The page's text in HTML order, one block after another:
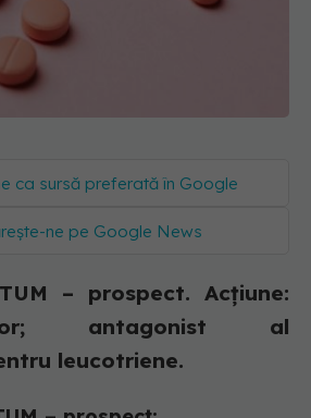
ca sursă preferată în Google
ne pe Google News
– prospect. Acțiune:
antagonist al
leucotriene.